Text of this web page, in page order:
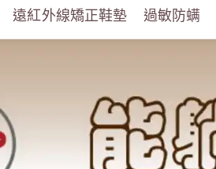
遠紅外線矯正鞋墊 過敏防螨